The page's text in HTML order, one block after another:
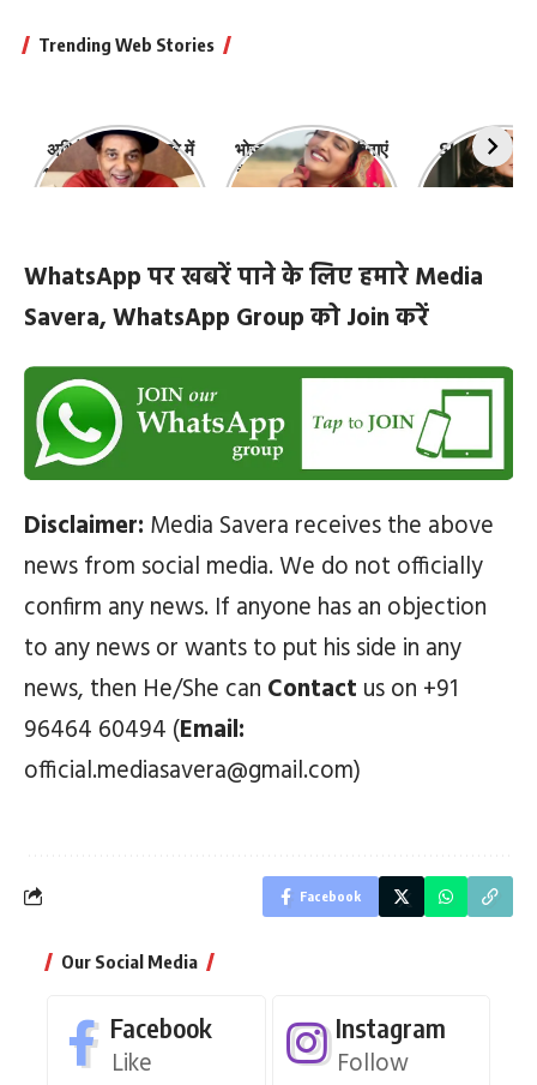
Trending Web Stories
अभिनेता धर्मेंद्र के बारे में
10 रोचक बातें, जिनके बारे
भोजपुरी की ये 10 हसीनाएं
हैं सबसे खूबसूरत | top-
Shefali
‘कांटा लगा
WhatsApp पर खबरें पाने के लिए हमारे Media
Savera, WhatsApp Group को Join करें
Disclaimer: Media Savera receives the above
news from social media. We do not officially
confirm any news. If anyone has an objection
to any news or wants to put his side in any
news, then He/She can Contact us on +91
96464 60494 (Email:
official.mediasavera@gmail.com)
Facebook
Our Social Media
Facebook
Like
Instagram
Follow